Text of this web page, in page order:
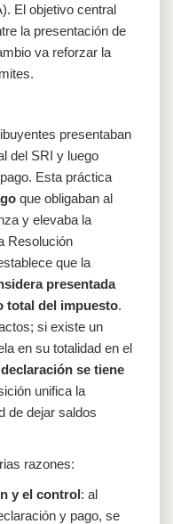
El objetivo central
la presentación de
va reforzar la
presentaban
del SRI y luego
Esta práctica
que obligaban al
y elevaba la
Resolución
que la
presentada
total del impuesto.
si existe un
en su totalidad en el
se tiene
unifica la
de dejar saldos
razones:
y el control: al
y pago, se